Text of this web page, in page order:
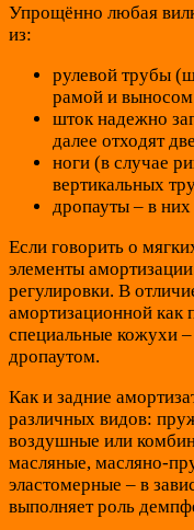
Упрощённо любая
из:
рулевой трубы
рамой и выносом
шток надежно
далее отходят
ноги (в случае
вертикальных
дропауты – в них
Если говорить о
элементы
регулировки. В
амортизационной как
специальные кожухи
дропаутом.
Как и задние
различных видов:
воздушные или
масляные, масляно-
эластомерные – в
выполняет роль